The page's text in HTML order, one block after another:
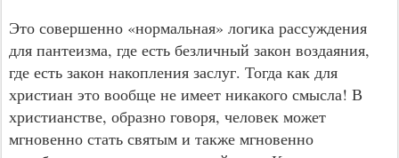
Это совершенно «нормальная» логика рассуждения
для пантеизма, где есть безличный закон воздаяния,
где есть закон накопления заслуг. Тогда как для
христиан это вообще не имеет никакого смысла! В
христианстве, образно говоря, человек может
мгновенно стать святым и также мгновенно